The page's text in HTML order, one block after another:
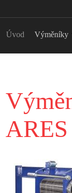
Úvod Výměníky
ARES